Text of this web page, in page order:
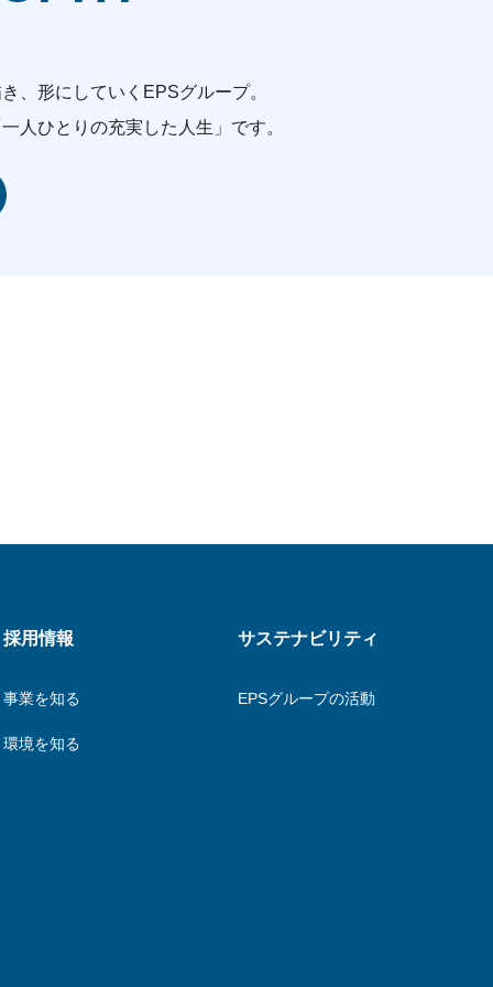
、形にしていくEPSグループ。
人ひとりの充実した人生」です。
採用情報
事業を知る
環境を知る
サステナビリティ
EPSグループの活動